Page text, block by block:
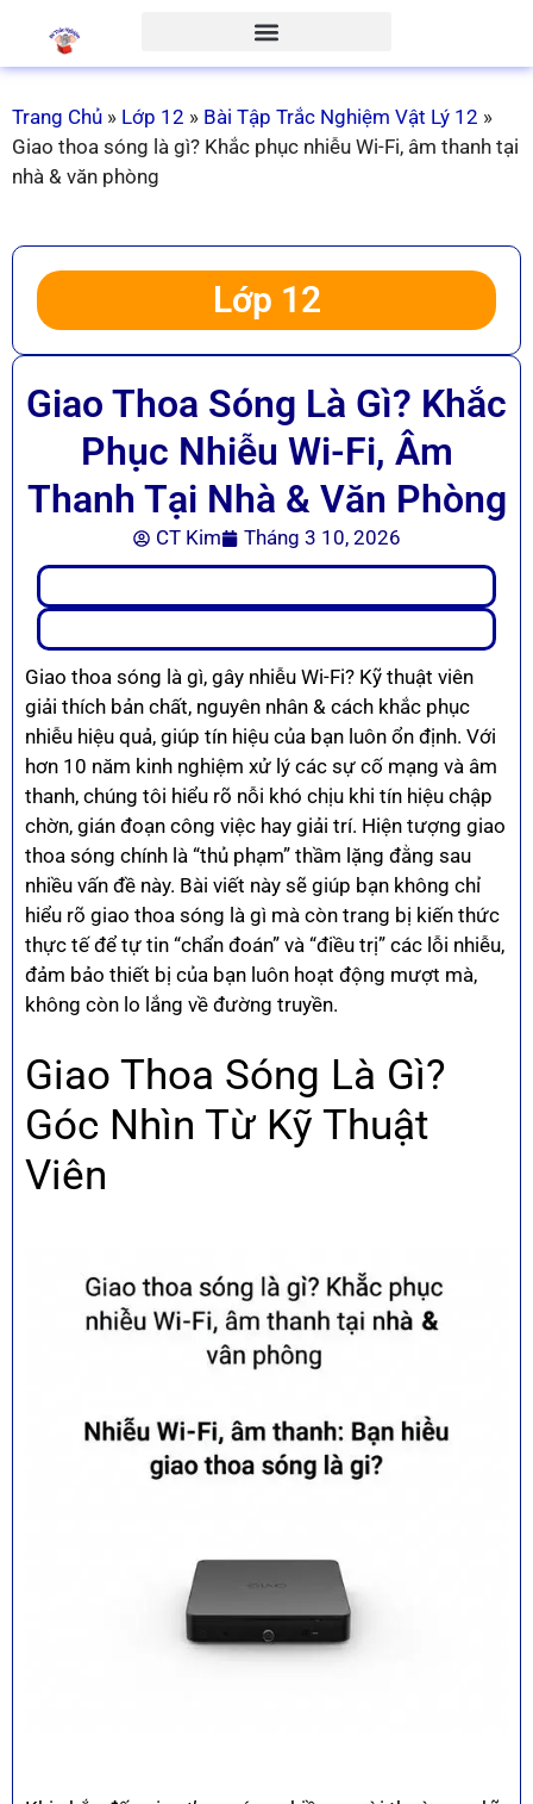
Trang Chủ » Lớp 12 » Bài Tập Trắc Nghiệm Vật Lý 12 »
Giao thoa sóng là gì? Khắc phục nhiễu Wi-Fi, âm thanh tại
nhà & văn phòng
Lớp 12
Giao Thoa Sóng Là Gì? Khắc
Phục Nhiễu Wi-Fi, Âm
Thanh Tại Nhà & Văn Phòng
CT Kim Tháng 3 10, 2026
Giao thoa sóng là gì, gây nhiễu Wi-Fi? Kỹ thuật viên
giải thích bản chất, nguyên nhân & cách khắc phục
nhiễu hiệu quả, giúp tín hiệu của bạn luôn ổn định. Với
hơn 10 năm kinh nghiệm xử lý các sự cố mạng và âm
thanh, chúng tôi hiểu rõ nỗi khó chịu khi tín hiệu chập
chờn, gián đoạn công việc hay giải trí. Hiện tượng giao
thoa sóng chính là “thủ phạm” thầm lặng đằng sau
nhiều vấn đề này. Bài viết này sẽ giúp bạn không chỉ
hiểu rõ giao thoa sóng là gì mà còn trang bị kiến thức
thực tế để tự tin “chẩn đoán” và “điều trị” các lỗi nhiễu,
đảm bảo thiết bị của bạn luôn hoạt động mượt mà,
không còn lo lắng về đường truyền.
Giao Thoa Sóng Là Gì?
Góc Nhìn Từ Kỹ Thuật
Viên